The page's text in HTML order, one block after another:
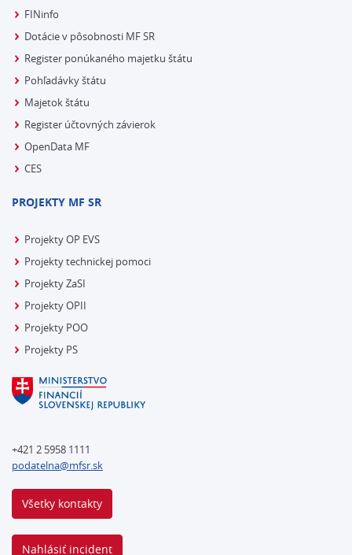
FINinfo
Dotácie v pôsobnosti MF SR
Register ponúkaného majetku štátu
Pohľadávky štátu
Majetok štátu
Register účtovných závierok
OpenData MF
CES
PROJEKTY MF SR
Projekty OP EVS
Projekty technickej pomoci
Projekty ZaSI
Projekty OPII
Projekty POO
Projekty PS
+421 2 5958 1111
podatelna@mfsr.sk
Všetky kontakty
Nahlásiť incident